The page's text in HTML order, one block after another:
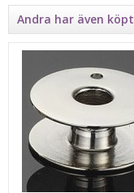
Andra har även köpt